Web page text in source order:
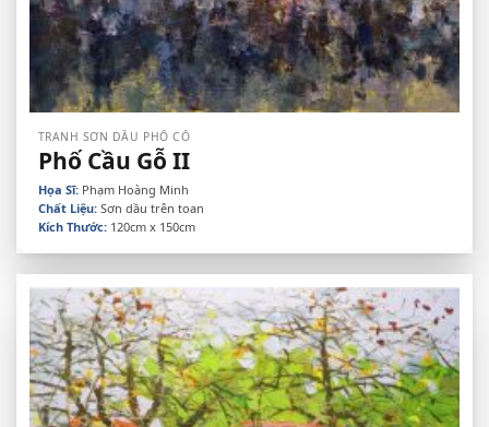
TRANH SƠN DẦU PHỐ CỔ
Phố Cầu Gỗ II
Họa Sĩ: Phạm Hoàng Minh
Chất Liệu: Sơn dầu trên toan
Kích Thước:120cm x 150cm